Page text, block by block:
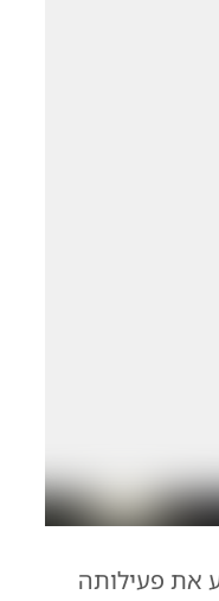
את פעילותה